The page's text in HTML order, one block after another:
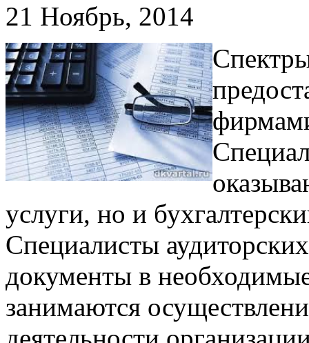
21 Ноябрь, 2014
услуги, но и
Специалисты
документы в
занимаются